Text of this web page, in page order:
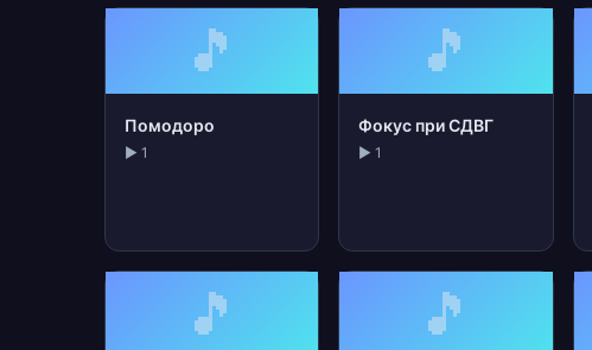
🎵
Помодоро
▶ 1
🎵
Фокус при СДВГ
▶ 1
🎵 🎵